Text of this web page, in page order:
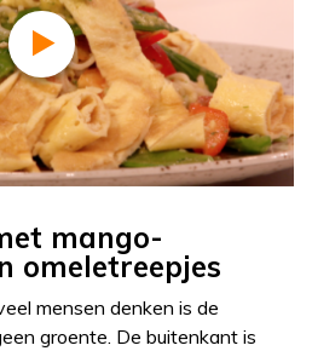
mango-
omeletreepjes
mensen denken is de
groente. De buitenkant is